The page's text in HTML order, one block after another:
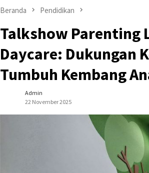
Beranda Pendidikan
Talkshow Parenting
Daycare: Dukungan
Tumbuh Kembang
Admin
22 November 2025